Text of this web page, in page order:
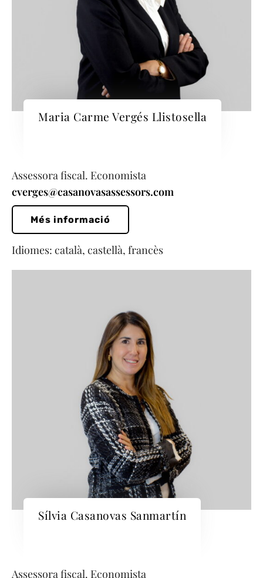
Maria Carme Vergés Llistosella
Assessora fiscal. Economista
cverges@casanovasassessors.com
Més informació
Idiomes: català, castellà, francès
Sílvia Casanovas Sanmartín
Assessora fiscal. Economista